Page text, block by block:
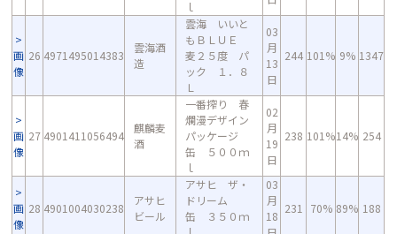
ｌ
画
像
26 4971495014383
雲海酒
造
雲海 いいと
もＢＬＵＥ
麦２５度 パ
ック １．８
Ｌ
03
月
13
日
244 101% 9% 1347
画
像
27 4901411056494
麒麟麦
酒
一番搾り 春
爛漫デザイン
パッケージ
缶 ５００ｍ
ｌ
02
月
19
日
238 101%14% 254
画
像
28 4901004030238
アサヒ
ビール
アサヒ ザ・
ドリーム
缶 ３５０ｍ
03
月
18
231 70% 89% 188